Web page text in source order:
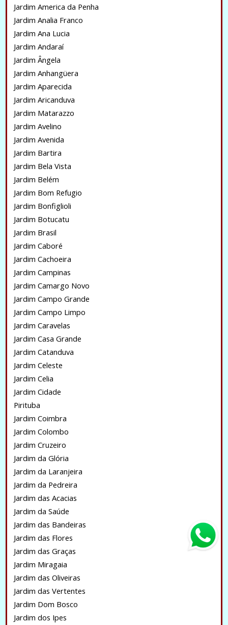
Jardim America da Penha
Jardim Analia Franco
Jardim Ana Lucia
Jardim Andaraí
Jardim Ângela
Jardim Anhangüera
Jardim Aparecida
Jardim Aricanduva
Jardim Matarazzo
Jardim Avelino
Jardim Avenida
Jardim Bartira
Jardim Bela Vista
Jardim Belém
Jardim Bom Refugio
Jardim Bonfiglioli
Jardim Botucatu
Jardim Brasil
Jardim Caboré
Jardim Cachoeira
Jardim Campinas
Jardim Camargo Novo
Jardim Campo Grande
Jardim Campo Limpo
Jardim Caravelas
Jardim Casa Grande
Jardim Catanduva
Jardim Celeste
Jardim Celia
Jardim Cidade
Pirituba
Jardim Coimbra
Jardim Colombo
Jardim Cruzeiro
Jardim da Glória
Jardim da Laranjeira
Jardim da Pedreira
Jardim das Acacias
Jardim da Saúde
Jardim das Bandeiras
Jardim das Flores
Jardim das Graças
Jardim Miragaia
Jardim das Oliveiras
Jardim das Vertentes
Jardim Dom Bosco
Jardim dos Ipes